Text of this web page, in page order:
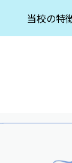
当校の特